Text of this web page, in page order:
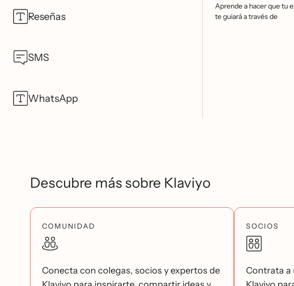
Reseñas
SMS
WhatsApp
Aprende a hacer que tu
te guiará a través de
Descubre más sobre Klaviyo
COMUNIDAD
Conecta con colegas, socios y expertos de
SOCIOS
Contrata